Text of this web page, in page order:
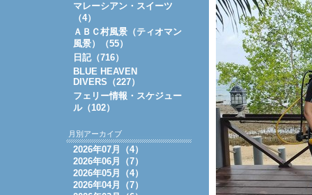
マレーシアン・スイーツ
（4）
ＡＢＣ村風景（ティオマン
風景）（55）
日記（716）
BLUE HEAVEN
DIVERS（227）
フェリー情報・スケジュー
ル（102）
月別アーカイブ
2026年07月（4）
2026年06月（7）
2026年05月（4）
2026年04月（7）